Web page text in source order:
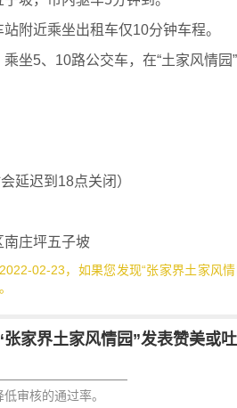
近乘坐出租车仅10分钟车程。
5、10路公交车，在“土家风情园”
迟到18点关闭）
庄坪五子坡
02-23，如果您发现“张家界土家风情
。
张家界土家风情园”发表赞美或
审核的通过率。